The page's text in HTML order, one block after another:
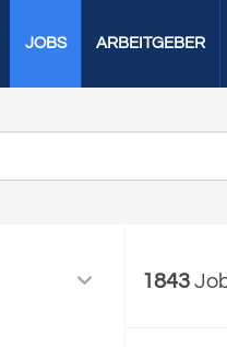
JOBS ARBEITGEBER
1843